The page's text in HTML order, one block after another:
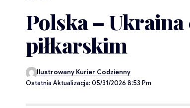
Polska –
piłkarskim
Ostatnia Aktualizacja: 05/31/2026 8:53 Pm
Ilustrowany Kurier Codzienny